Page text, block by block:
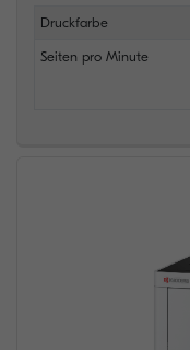
Druckfarbe
Seiten pro Minute